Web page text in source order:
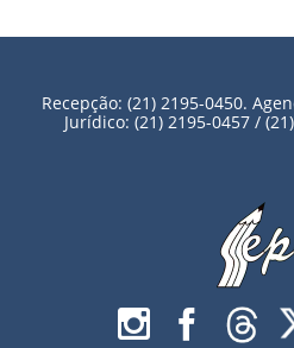
Recepção: (21) 2195-0450.
Jurídico: (21) 2195-0457 /